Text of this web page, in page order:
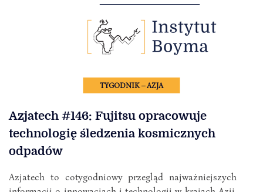
TYGODNIK – AZJA
Azjatech #146: Fujitsu opracowuje
technologię śledzenia kosmicznych
odpadów
Azjatech to cotygodniowy przegląd najważniejszych